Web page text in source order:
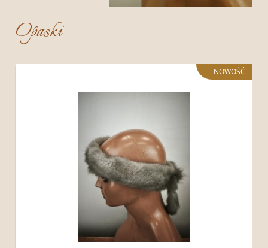
Opaski
NOWOŚĆ